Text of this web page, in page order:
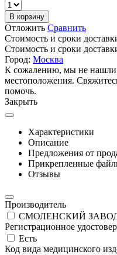
В корзину
Отложить Сравнить
Стоимость и сроки
Стоимость и сроки
Город: Москва
К сожалению, мы не нашли
местоположения.
помочь.
Закрыть
Характеристики
Описание
Предложения от
Прикрепленные
Отзывы
Производитель
СМОЛЕНСКИЙ
Регистрационное
Есть
Код вида медицинского